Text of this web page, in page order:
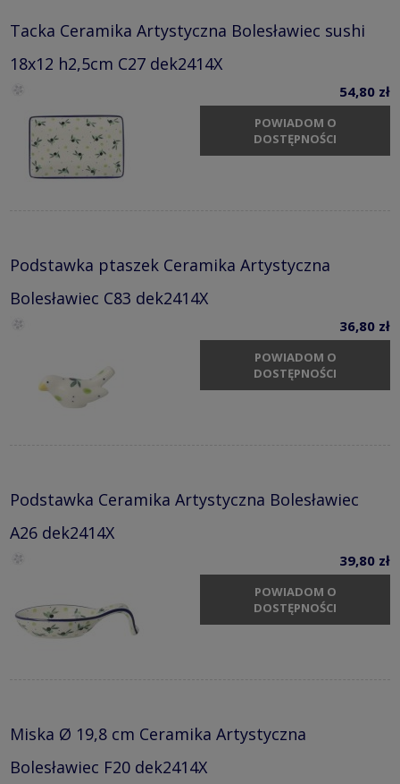
Tacka Ceramika Artystyczna Bolesławiec sushi
18x12 h2,5cm C27 dek2414X
54,80 zł
POWIADOM O
DOSTĘPNOŚCI
Podstawka ptaszek Ceramika Artystyczna
Bolesławiec C83 dek2414X
36,80 zł
POWIADOM O
DOSTĘPNOŚCI
Podstawka Ceramika Artystyczna Bolesławiec
A26 dek2414X
39,80 zł
POWIADOM O
DOSTĘPNOŚCI
Miska Ø 19,8 cm Ceramika Artystyczna
Bolesławiec F20 dek2414X